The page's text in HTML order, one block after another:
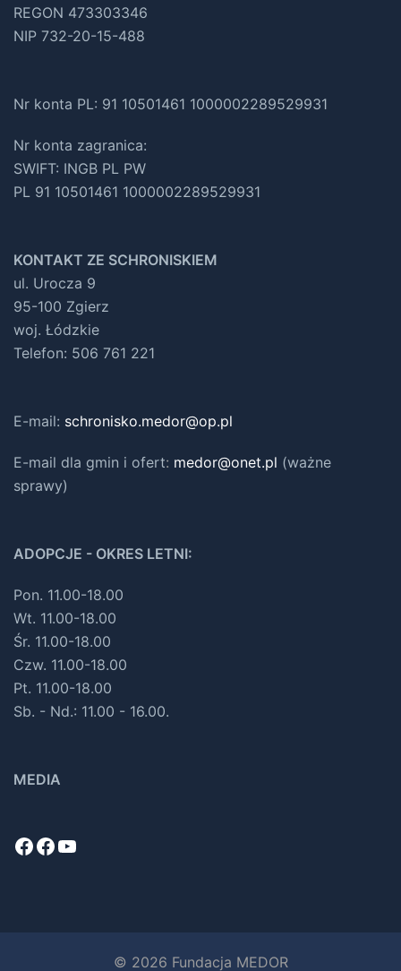
REGON 473303346
NIP 732-20-15-488
Nr konta PL: 91 10501461 1000002289529931
Nr konta zagranica:
SWIFT: INGB PL PW
PL 91 10501461 1000002289529931
KONTAKT ZE SCHRONISKIEM
ul. Urocza 9
95-100 Zgierz
woj. Łódzkie
Telefon: 506 761 221
E-mail: schronisko.medor@op.pl
E-mail dla gmin i ofert: medor@onet.pl (ważne
sprawy)
ADOPCJE - OKRES LETNI:
Pon. 11.00-18.00
Wt. 11.00-18.00
Śr. 11.00-18.00
Czw. 11.00-18.00
Pt. 11.00-18.00
Sb. - Nd.: 11.00 - 16.00.
MEDIA
Facebook
Facebook
YouTube
© 2026 Fundacja MEDOR